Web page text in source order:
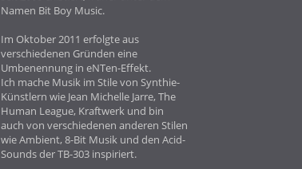
Namen Bit Boy Music.
Im Oktober 2011 erfolgte aus
verschiedenen Gründen eine
Umbenennung in eNTen-Effekt.
Ich mache Musik im Stile von Synthie-
Künstlern wie Jean Michelle Jarre, The
Human League, Kraftwerk und bin
auch von verschiedenen anderen Stilen
wie Ambient, 8-Bit Musik und den Acid-
Sounds der TB-303 inspiriert.